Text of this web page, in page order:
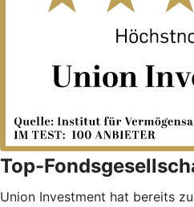
Top-
Union Investment hat bereits